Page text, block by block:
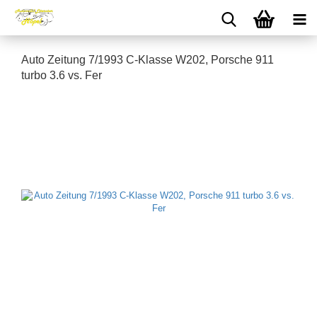
Auto Zeitung 7/1993 C-Klasse W202, Porsche 911
turbo 3.6 vs. Fer